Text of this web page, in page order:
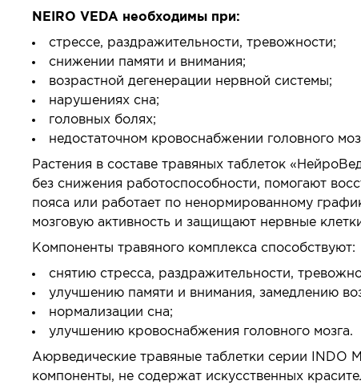
NEIRO VEDA необходимы при:
стрессе, раздражительности, тревожности;
снижении памяти и внимания;
возрастной дегенерации нервной системы;
нарушениях сна;
головных болях;
недостаточном кровоснабжении головного
Растения в составе травяных таблеток
без снижения работоспособности, помогают
пояса или работает по ненормированному
мозговую активность и защищают нервные
Компоненты травяного комплекса способствуют:
снятию стресса, раздражительности,
улучшению памяти и внимания, замедлению
нормализации сна;
улучшению кровоснабжения головного мозга.
Аюрведические травяные таблетки серии INDO
компоненты, не содержат искусственных